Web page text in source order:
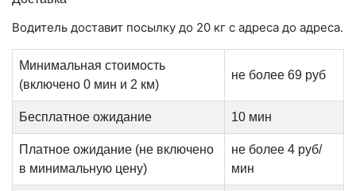
Водитель доставит посылку до 20 кг с адреса до адреса.
Минимальная стоимость
(включено 0 мин и 2 км)
не более 69 руб
Бесплатное ожидание 10 мин
Платное ожидание (не включено
в минимальную цену)
не более 4 руб/
мин